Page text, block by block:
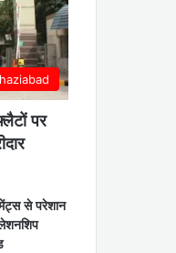
पर
से परेशान